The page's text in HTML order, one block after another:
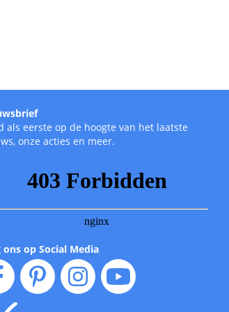
als eerste op de hoogte van het laatste
onze acties en meer.
ons op Social Media